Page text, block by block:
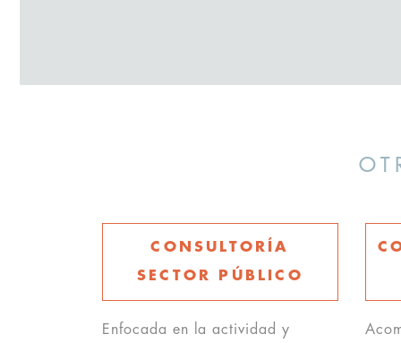
CONSULTORÍA
SECTOR PÚBLICO
Enfocada en la actividad y